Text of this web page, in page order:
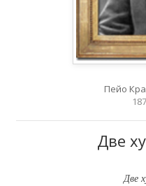
Пейо
Две
Две